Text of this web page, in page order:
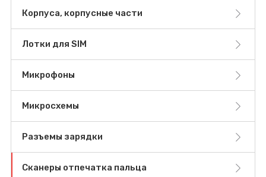
Корпуса, корпусные части
Лотки для SIM
Микрофоны
Микросхемы
Разъемы зарядки
Сканеры отпечатка пальца